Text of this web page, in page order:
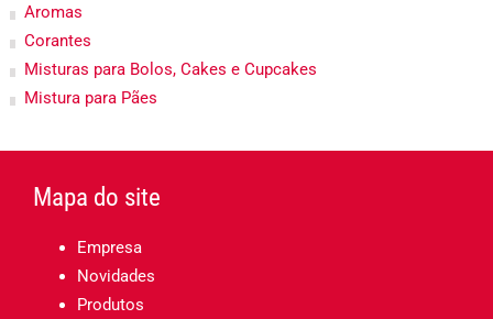
Aromas
Corantes
Misturas para Bolos, Cakes e Cupcakes
Mistura para Pães
Mapa do site
Empresa
Novidades
Produtos